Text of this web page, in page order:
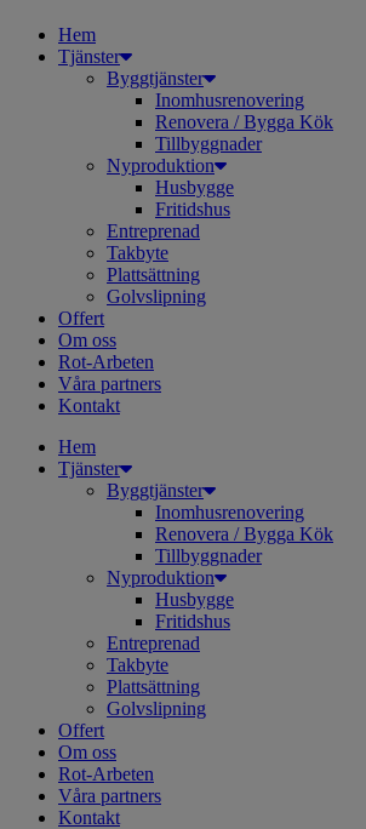
Hem
Tjänster
Byggtjänster
Inomhusrenovering
Renovera / Bygga Kök
Tillbyggnader
Nyproduktion
Husbygge
Fritidshus
Entreprenad
Takbyte
Plattsättning
Golvslipning
Offert
Om oss
Rot-Arbeten
Våra partners
Kontakt
Hem
Tjänster
Byggtjänster
Inomhusrenovering
Renovera / Bygga Kök
Tillbyggnader
Nyproduktion
Husbygge
Fritidshus
Entreprenad
Takbyte
Plattsättning
Golvslipning
Offert
Om oss
Rot-Arbeten
Våra partners
Kontakt